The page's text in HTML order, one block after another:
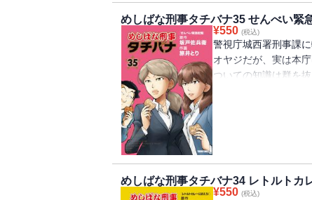
たガムたちに課長が
重ね合わせる感動巨
レー＆ライス」「違
「デニッシュパン」
「ガムと味」
めしばな刑事タチバナ35 せんべい緊
¥550 (税込)
警視庁城西署刑事課
オヤジだが、実は本
ついての知識は群を
ネだ。捜査や取調べ
んべいの是非を問う
れて収拾がつかなく
めしばな刑事タチバナ34 レトルトカ
¥550 (税込)